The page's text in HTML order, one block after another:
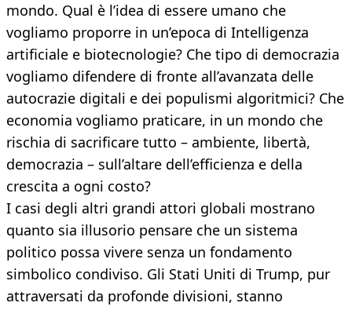
mondo. Qual è l’idea di essere umano che
vogliamo proporre in un’epoca di Intelligenza
artificiale e biotecnologie? Che tipo di democrazia
vogliamo difendere di fronte all’avanzata delle
autocrazie digitali e dei populismi algoritmici? Che
economia vogliamo praticare, in un mondo che
rischia di sacrificare tutto – ambiente, libertà,
democrazia – sull’altare dell’efficienza e della
crescita a ogni costo?
I casi degli altri grandi attori globali mostrano
quanto sia illusorio pensare che un sistema
politico possa vivere senza un fondamento
simbolico condiviso. Gli Stati Uniti di Trump, pur
attraversati da profonde divisioni, stanno